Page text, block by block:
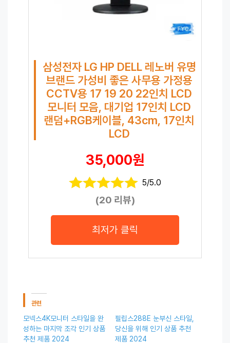
삼성전자 LG HP DELL 레노버 유명
브랜드 가성비 좋은 사무용 가정용
CCTV용 17 19 20 22인치 LCD
모니터 모음, 대기업 17인치 LCD
랜덤+RGB케이블, 43cm, 17인치
LCD
35,000원
5/5.0
(20 리뷰)
최저가 클릭
관련
모넥스4K모니터 스타일을 완
성하는 마지막 조각 인기 상품
추천 제품 2024
필립스288E 눈부신 스타일,
당신을 위해 인기 상품 추천
제품 2024